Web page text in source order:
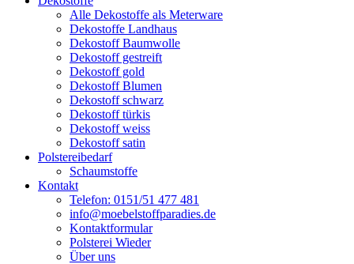
Alle Dekostoffe als Meterware
Dekostoffe Landhaus
Dekostoff Baumwolle
Dekostoff gestreift
Dekostoff gold
Dekostoff Blumen
Dekostoff schwarz
Dekostoff türkis
Dekostoff weiss
Dekostoff satin
Polstereibedarf
Schaumstoffe
Kontakt
Telefon: 0151/51 477 481
info@moebelstoffparadies.de
Kontaktformular
Polsterei Wieder
Über uns